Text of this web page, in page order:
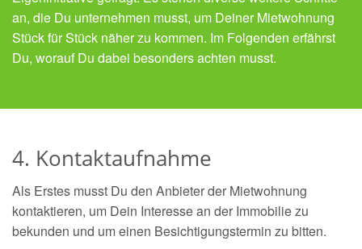
an, die Du unternehmen musst, um Deiner Mietwohnung
Stück für Stück näher zu kommen. Im Folgenden erfährst
Du, worauf Du dabei besonders achten musst.
4. Kontaktaufnahme
Als Erstes musst Du den Anbieter der Mietwohnung
kontaktieren, um Dein Interesse an der Immobilie zu
bekunden und um einen Besichtigungstermin zu bitten.